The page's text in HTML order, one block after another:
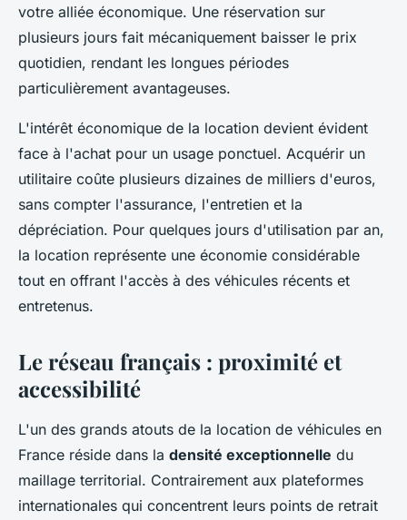
votre alliée économique. Une réservation sur
plusieurs jours fait mécaniquement baisser le prix
quotidien, rendant les longues périodes
particulièrement avantageuses.
L'intérêt économique de la location devient évident
face à l'achat pour un usage ponctuel. Acquérir un
utilitaire coûte plusieurs dizaines de milliers d'euros,
sans compter l'assurance, l'entretien et la
dépréciation. Pour quelques jours d'utilisation par an,
la location représente une économie considérable
tout en offrant l'accès à des véhicules récents et
entretenus.
Le réseau français : proximité et
accessibilité
L'un des grands atouts de la location de véhicules en
France réside dans la densité exceptionnelle du
maillage territorial. Contrairement aux plateformes
internationales qui concentrent leurs points de retrait